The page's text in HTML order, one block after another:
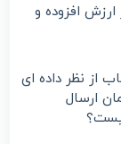
افزوده و
از نظر داده ای
ارسال